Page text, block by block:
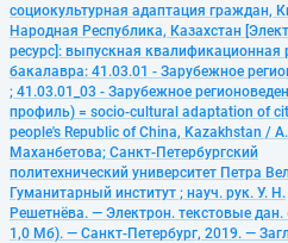
социокультурная адаптация граждан,
Народная Республика, Казахстан
ресурс]: выпускная квалификационная
бакалавра: 41.03.01 - Зарубежное
; 41.03.01_03 - Зарубежное
профиль) = socio-cultural adaptation of
people's Republic of China, Kazakhstan /
Маханбетова; Санкт-Петербургский
политехнический университет Петра
Гуманитарный институт ; науч. рук. У. Н.
Решетнёва. — Электрон. текстовые
1,0 Мб). — Санкт-Петербург, 2019. —